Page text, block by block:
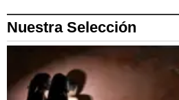
Nuestra Selección